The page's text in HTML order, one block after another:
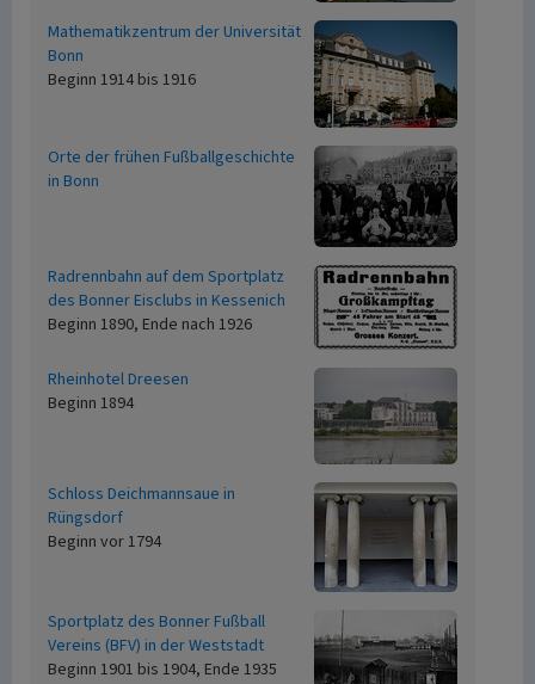
Mathematikzentrum der Universität
Bonn
Beginn 1914 bis 1916
Orte der frühen Fußballgeschichte
in Bonn
Radrennbahn auf dem Sportplatz
des Bonner Eisclubs in Kessenich
Beginn 1890, Ende nach 1926
Rheinhotel Dreesen
Beginn 1894
Schloss Deichmannsaue in
Rüngsdorf
Beginn vor 1794
Sportplatz des Bonner Fußball
Vereins (BFV) in der Weststadt
Beginn 1901 bis 1904, Ende 1935